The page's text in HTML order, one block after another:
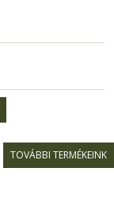
TOVÁBBI TERMÉKEINK